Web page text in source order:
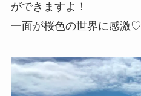
ができますよ！
一面が桜色の世界に感激♡